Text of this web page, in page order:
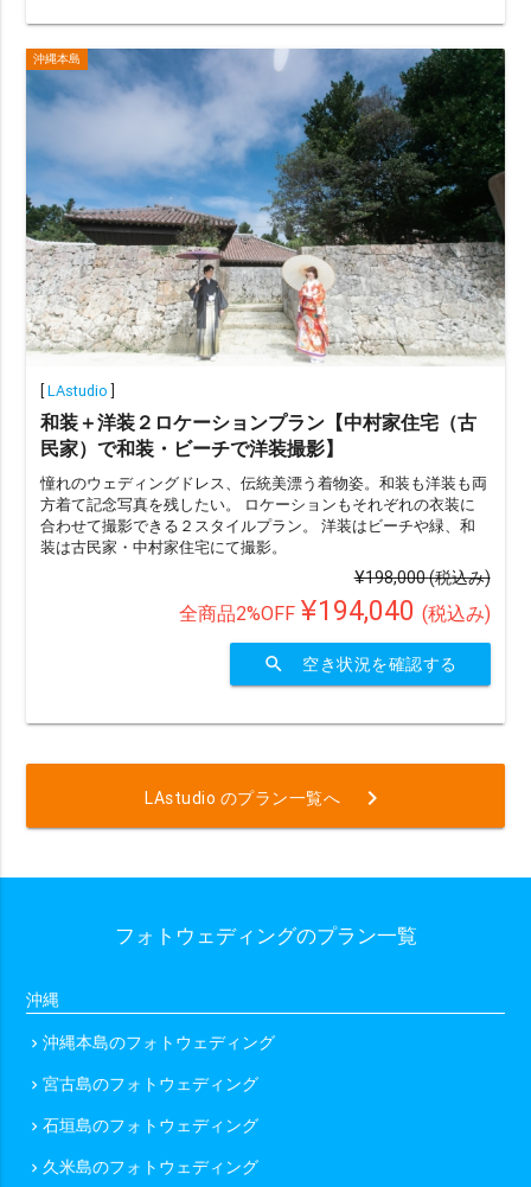
沖縄本島
[LAstudio]
和装＋洋装２ロケーションプラン【中村家住宅（古
民家）で和装・ビーチで洋装撮影】
憧れのウェディングドレス、伝統美漂う着物姿。和装も洋装も両
方着て記念写真を残したい。 ロケーションもそれぞれの衣装に
合わせて撮影できる２スタイルプラン。 洋装はビーチや緑、和
装は古民家・中村家住宅にて撮影。
¥198,000(税込み)
全商品2%OFF ¥194,040 (税込み)
search 空き状況を確認する
LAstudio のプラン一覧へ chevron_right
フォトウェディングのプラン一覧
沖縄
chevron_right沖縄本島のフォトウェディング
chevron_right宮古島のフォトウェディング
chevron_right石垣島のフォトウェディング
chevron_right 久米島のフォトウェディング